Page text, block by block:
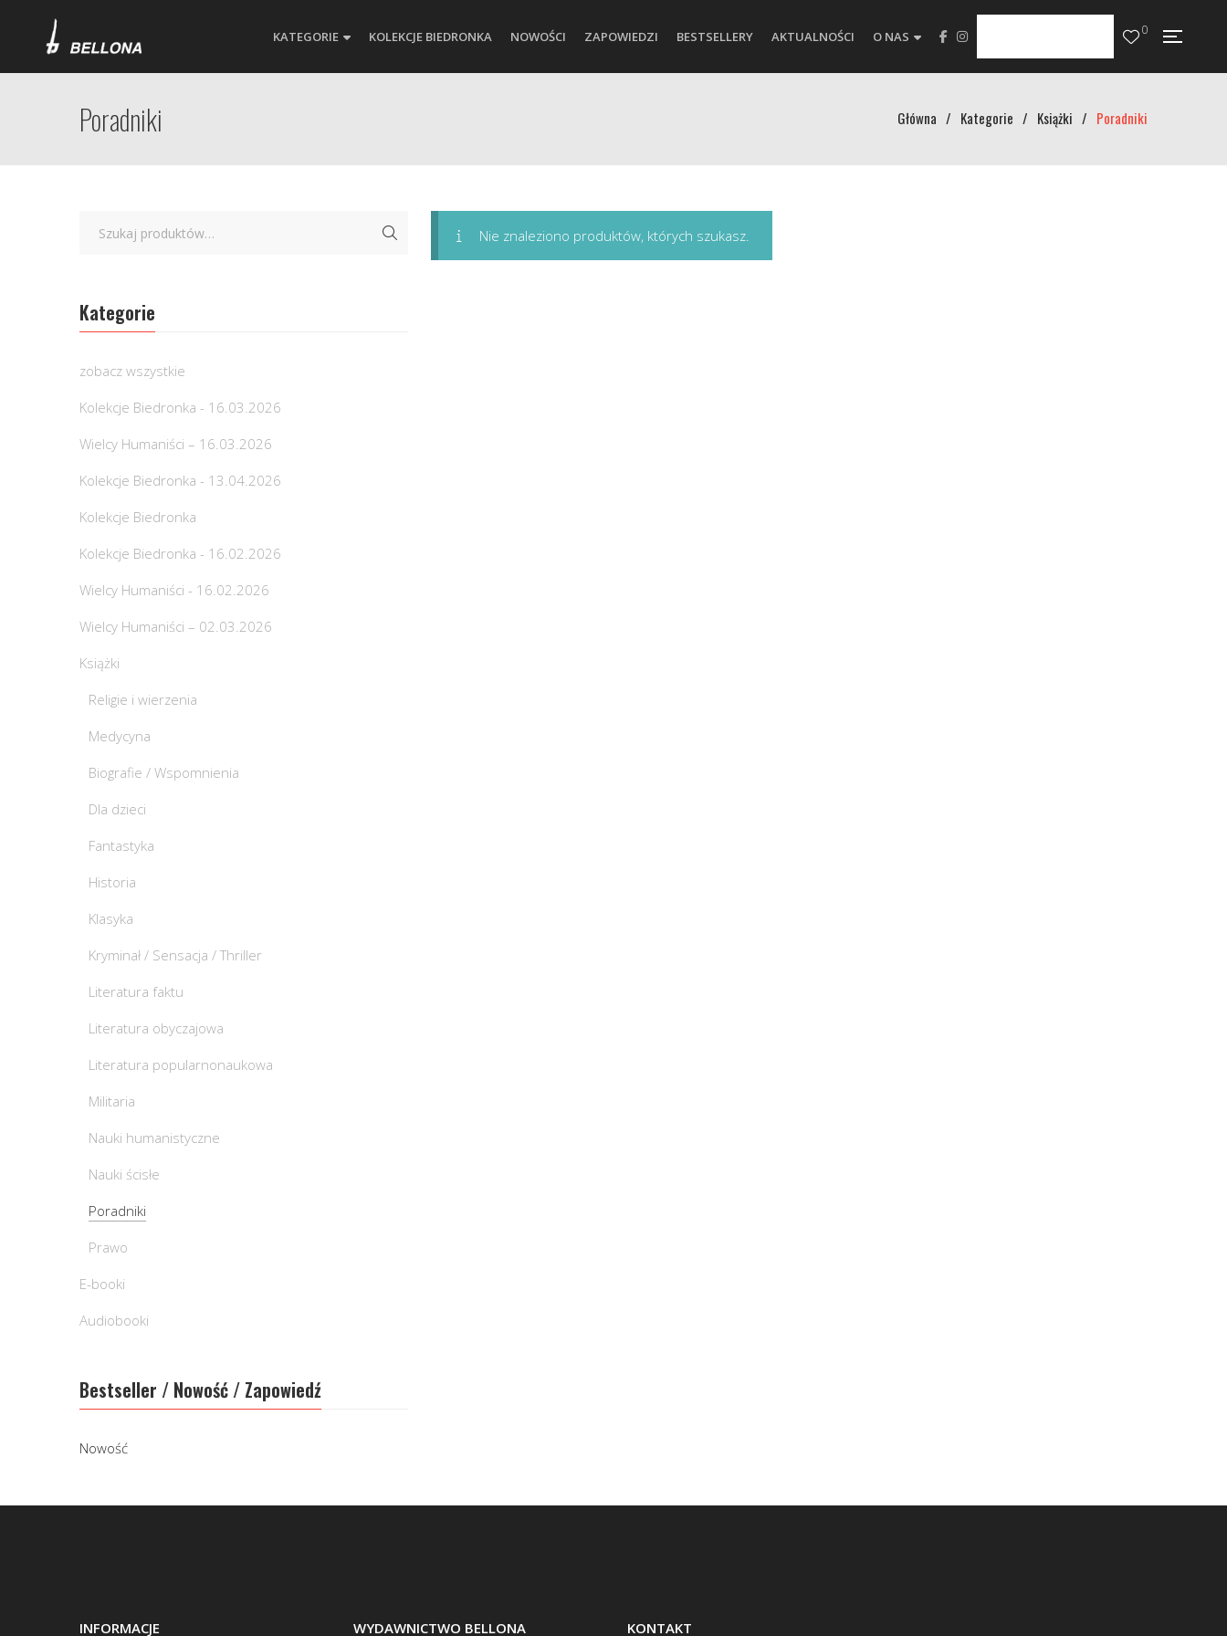
KATEGORIE KOLEKCJE BIEDRONKA NOWOŚCI ZAPOWIEDZI BESTSELLERY AKTUALNOŚCI O NAS 0
Poradniki Główna / Kategorie / Książki / Poradniki
Nie znaleziono produktów, których szukasz.
Kategorie
zobacz wszystkie
Kolekcje Biedronka - 16.03.2026
Wielcy Humaniści – 16.03.2026
Kolekcje Biedronka - 13.04.2026
Kolekcje Biedronka
Kolekcje Biedronka - 16.02.2026
Wielcy Humaniści - 16.02.2026
Wielcy Humaniści – 02.03.2026
Książki
Religie i wierzenia
Medycyna
Biografie / Wspomnienia
Dla dzieci
Fantastyka
Historia
Klasyka
Kryminał / Sensacja / Thriller
Literatura faktu
Literatura obyczajowa
Literatura popularnonaukowa
Militaria
Nauki humanistyczne
Nauki ścisłe
Poradniki
Prawo
E-booki
Audiobooki
Bestseller / Nowość / Zapowiedź
Nowość
INFORMACJE WYDAWNICTWO BELLONA KONTAKT